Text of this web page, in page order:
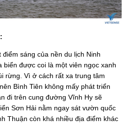
sáng của nền du lịch Ninh
biển được coi là một viên ngọc xanh
rừng. Vì ở cách rất xa trung tâm
Bình Tiên không mấy phát triển
đi trên cung đường Vĩnh Hy sẽ
Sơn Hải nằm ngay sát vườn quốc
Thuận còn khá nhiều địa điểm khác